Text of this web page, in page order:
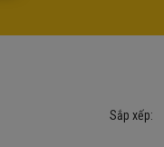
Sắp xếp: